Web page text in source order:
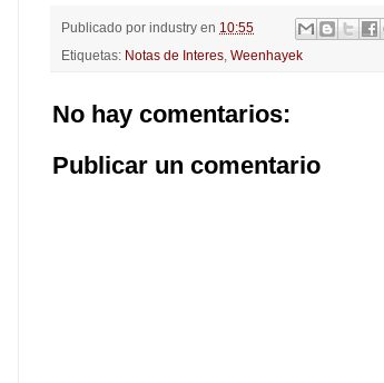
Publicado por industry en 10:55
Etiquetas: Notas de Interes Weenhayek
No hay comentarios:
Publicar un comentario